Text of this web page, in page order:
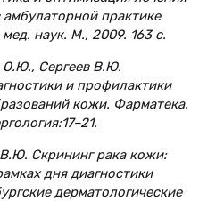
практике
наук. М., 2009. 163 с.
Сергеев В.Ю.
и профилактики
кожи. Фарматека.
Скрининг рака кожи:
дня диагностики
дерматологические